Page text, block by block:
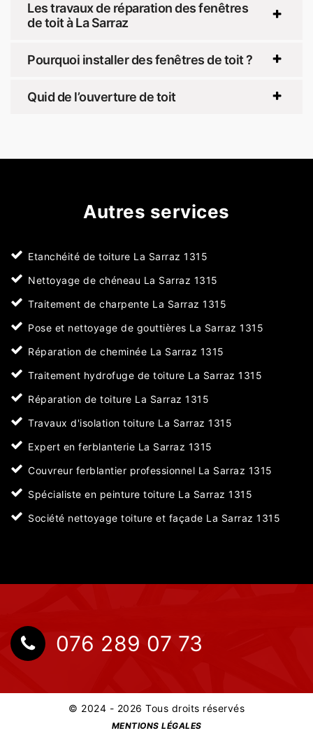
Les travaux de réparation des fenêtres
de toit à La Sarraz
Pourquoi installer des fenêtres de toit ?
Quid de l’ouverture de toit
Autres services
Etanchéité de toiture La Sarraz 1315
Nettoyage de chéneau La Sarraz 1315
Traitement de charpente La Sarraz 1315
Pose et nettoyage de gouttières La Sarraz 1315
Réparation de cheminée La Sarraz 1315
Traitement hydrofuge de toiture La Sarraz 1315
Réparation de toiture La Sarraz 1315
Travaux d'isolation toiture La Sarraz 1315
Expert en ferblanterie La Sarraz 1315
Couvreur ferblantier professionnel La Sarraz 1315
Spécialiste en peinture toiture La Sarraz 1315
Société nettoyage toiture et façade La Sarraz 1315
076 289 07 73
© 2024 - 2026 Tous droits réservés
MENTIONS LÉGALES